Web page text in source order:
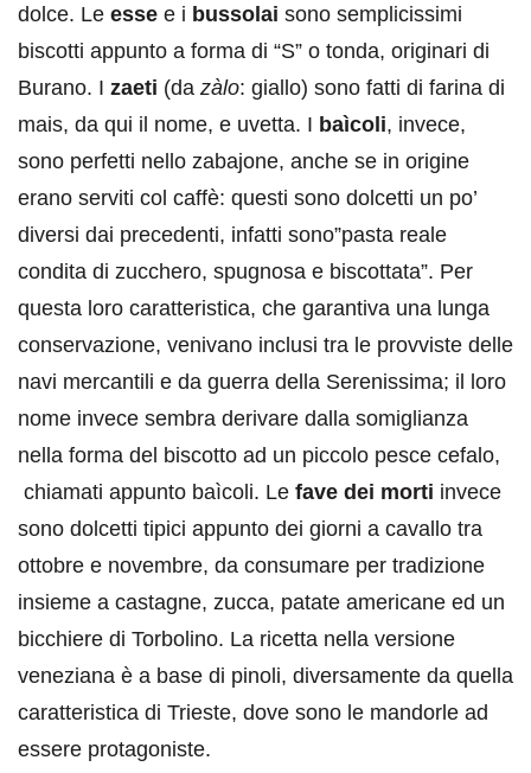
dolce. Le esse e i bussolai sono semplicissimi
biscotti appunto a forma di “S” o tonda, originari di
Burano. I zaeti (da zàlo: giallo) sono fatti di farina di
mais, da qui il nome, e uvetta. I baìcoli, invece,
sono perfetti nello zabajone, anche se in origine
erano serviti col caffè: questi sono dolcetti un po’
diversi dai precedenti, infatti sono”pasta reale
condita di zucchero, spugnosa e biscottata”. Per
questa loro caratteristica, che garantiva una lunga
conservazione, venivano inclusi tra le provviste delle
navi mercantili e da guerra della Serenissima; il loro
nome invece sembra derivare dalla somiglianza
nella forma del biscotto ad un piccolo pesce cefalo,
chiamati appunto baìcoli. Le fave dei morti invece
sono dolcetti tipici appunto dei giorni a cavallo tra
ottobre e novembre, da consumare per tradizione
insieme a castagne, zucca, patate americane ed un
bicchiere di Torbolino. La ricetta nella versione
veneziana è a base di pinoli, diversamente da quella
caratteristica di Trieste, dove sono le mandorle ad
essere protagoniste.